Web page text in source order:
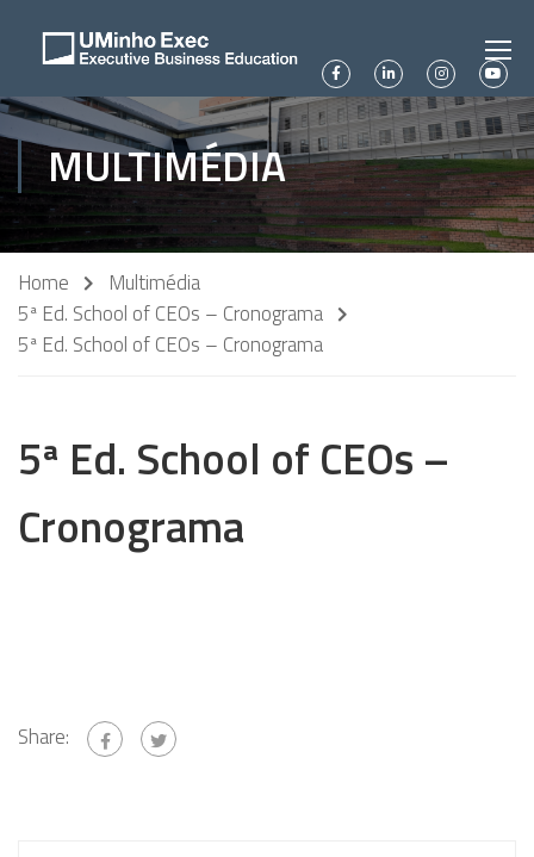
MULTIMÉDIA
Home
Multimédia
5ª Ed. School of CEOs – Cronograma
5ª Ed. School of CEOs – Cronograma
5ª Ed. School of CEOs –
Cronograma
Share: